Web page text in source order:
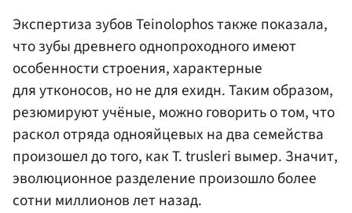
Экспертиза зубов Teinolophos также показала,
что зубы древнего однопроходного имеют
особенности строения, характерные
для утконосов, но не для ехидн. Таким образом,
резюмируют учёные, можно говорить о том, что
раскол отряда однояйцевых на два семейства
произошел до того, как T. trusleri вымер. Значит,
эволюционное разделение произошло более
сотни миллионов лет назад.